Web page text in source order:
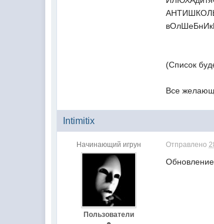
(Список
Все
Intimitix
Начинающий игрун
Пользователи
Отправлено